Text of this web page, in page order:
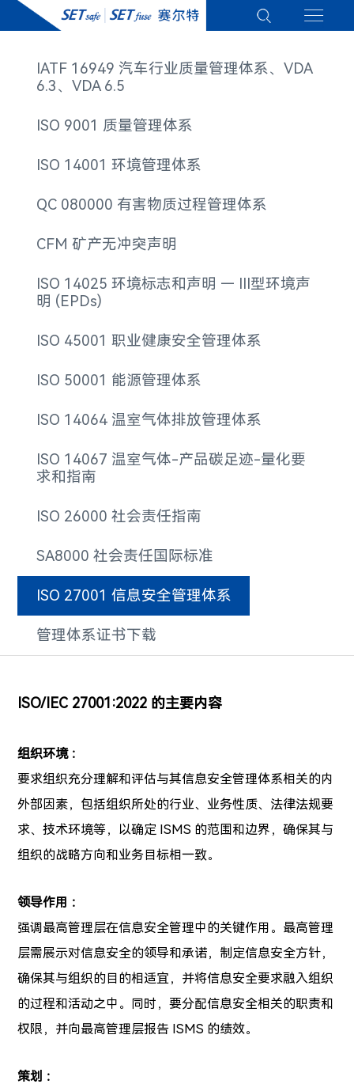
IATF 16949 汽车行业质量管理体系、VDA
6.3、VDA 6.5
ISO 9001 质量管理体系
ISO 14001 环境管理体系
QC 080000 有害物质过程管理体系
CFM​ 矿产无冲突声明
ISO 14025 环境标志和声明 — III型环境声
明 (EPDs)
ISO 45001 职业健康安全管理体系
ISO 50001 能源管理体系
ISO 14064 温室气体排放管理体系
ISO 14067 温室气体-产品碳足迹-量化要
求和指南
ISO 26000 社会责任指南
SA8000 社会责任国际标准
ISO 27001 信息安全管理体系
管理体系证书下载
ISO/IEC 27001:2022 的主要内容
组织环境 ：
要求组织充分理解和评估与其信息安全管理体系相关的内
外部因素，包括组织所处的行业、业务性质、法律法规要
求、技术环境等，以确定 ISMS 的范围和边界，确保其与
组织的战略方向和业务目标相一致。
领导作用 ：
强调最高管理层在信息安全管理中的关键作用。最高管理
层需展示对信息安全的领导和承诺，制定信息安全方针，
确保其与组织的目的相适宜，并将信息安全要求融入组织
的过程和活动之中。同时，要分配信息安全相关的职责和
权限，并向最高管理层报告 ISMS 的绩效。
策划 ：